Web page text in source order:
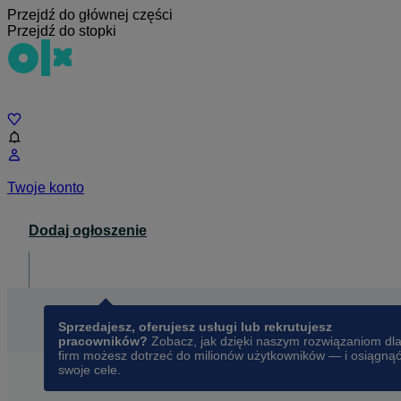
Przejdź do głównej części
Przejdź do stopki
Twoje konto
Dodaj ogłoszenie
Sprzedajesz, oferujesz usługi lub rekrutujesz
pracowników? Zobacz, jak dzięki naszym rozwiązaniom dla
firm możesz dotrzeć do milionów użytkowników — i osiągnąć
swoje cele.